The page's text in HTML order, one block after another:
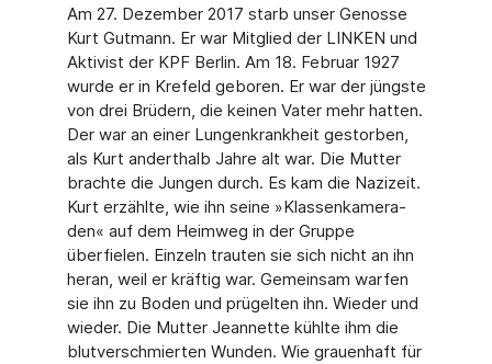
Am 27. Dezember 2017 starb unser Genosse
Kurt Gutmann. Er war Mitglied der LINKEN und
Aktivist der KPF Berlin. Am 18. Februar 1927
wurde er in Krefeld geboren. Er war der jüngste
von drei Brüdern, die keinen Vater mehr hatten.
Der war an einer Lungenkrankheit gestorben,
als Kurt anderthalb Jahre alt war. Die Mutter
brachte die Jungen durch. Es kam die Nazizeit.
Kurt erzählte, wie ihn seine »Klassenkamera­
den« auf dem Heimweg in der Grup­pe
überfielen. Einzeln trauten sie sich nicht an ihn
heran, weil er kräftig war. Gemeinsam warfen
sie ihn zu Boden und prügelten ihn. Wieder und
wie­der. Die Mutter Jeannette kühlte ihm die
blutverschmierten Wunden. Wie grauenhaft für